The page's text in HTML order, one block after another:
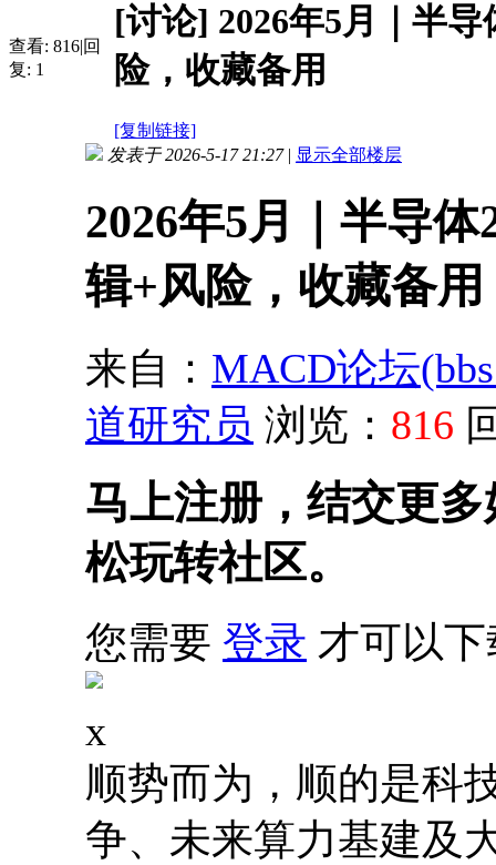
查看: 816|回
复: 1
[讨论] 2026年5月｜半
险，收藏备用
[复制链接]
发表于 2026-5-17 21:27 | 显示全部楼层
2026年5月｜半导
辑+风险，收藏备用
来自： MACD论坛
道研究员 浏览： 816
马上注册，结交更
松玩转社区。
您需要 登录 才可以
x
顺势而为，顺的是科
争、未来算力基建及